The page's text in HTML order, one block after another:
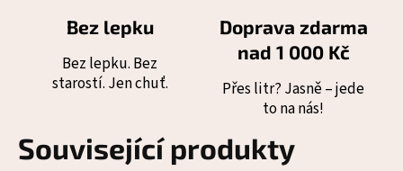
Bez lepku
Bez lepku. Bez
starostí. Jen chuť.
Doprava zdarma
nad 1 000 Kč
Přes litr? Jasně – jede
to na nás!
Související produkty